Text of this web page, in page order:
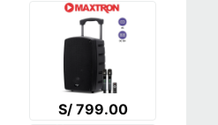
S/ 799.00